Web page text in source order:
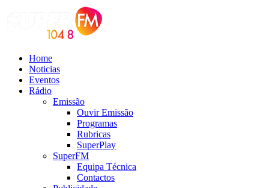
Home
Noticias
Eventos
Rádio
Emissão
Ouvir Emissão
Programas
Rubricas
SuperPlay
SuperFM
Equipa Técnica
Contactos